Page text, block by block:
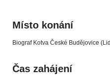
Místo konání
Biograf Kotva České Budějovice
Čas zahájení